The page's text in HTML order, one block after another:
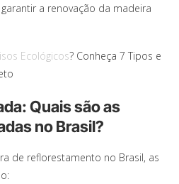
a renovação da madeira
Ecológicos? Conheça 7 Tipos e
Quais são as
no Brasil?
de reflorestamento no Brasil, as